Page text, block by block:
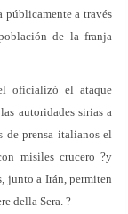
públicamente a través
de la franja
oficializó el ataque
autoridades sirias a
de prensa italianos el
misiles crucero ?y
junto a Irán, permiten
della Sera. ?